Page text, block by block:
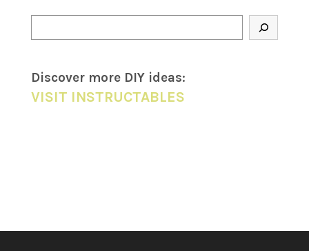
Discover more DIY ideas:
VISIT INSTRUCTABLES